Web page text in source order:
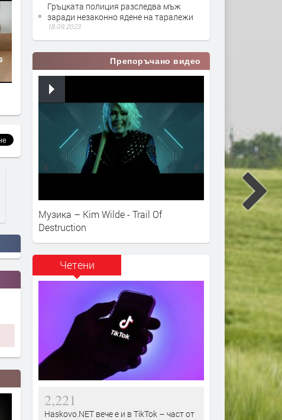
Филмов Микс
Пенс
Гръцката полиция разследва мъж
заради незаконно ядене на таралежи
18.09.2023
Препоръчано видео
Музика – Kim Wilde - Trail Of
Destruction
Четени
2,221
Haskovo.NET вече е и в TikTok – част от